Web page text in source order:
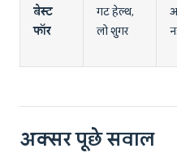
बेस्ट
फॉर
गट हेल्थ,
लो शुगर
अक्सर पूछे सवाल